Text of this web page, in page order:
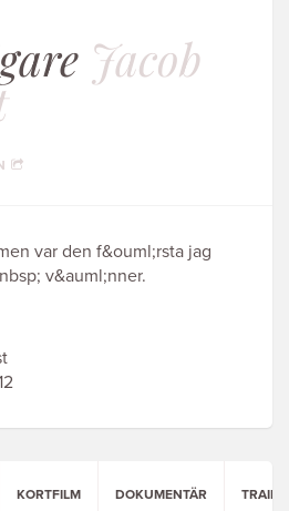
Jacob
var den f&ouml;rsta jag
v&auml;nner.
KORTFILM DOKUMENTÄR